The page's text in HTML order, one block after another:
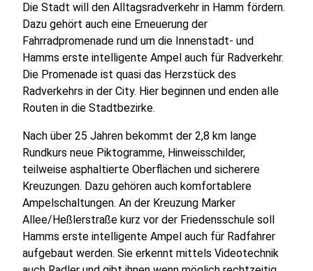
Die Stadt will den Alltagsradverkehr in Hamm fördern.
Dazu gehört auch eine Erneuerung der
Fahrradpromenade rund um die Innenstadt- und
Hamms erste intelligente Ampel auch für Radverkehr.
Die Promenade ist quasi das Herzstück des
Radverkehrs in der City. Hier beginnen und enden alle
Routen in die Stadtbezirke.
Nach über 25 Jahren bekommt der 2,8 km lange
Rundkurs neue Piktogramme, Hinweisschilder,
teilweise asphaltierte Oberflächen und sicherere
Kreuzungen. Dazu gehören auch komfortablere
Ampelschaltungen. An der Kreuzung Marker
Allee/Heßlerstraße kurz vor der Friedensschule soll
Hamms erste intelligente Ampel auch für Radfahrer
aufgebaut werden. Sie erkennt mittels Videotechnik